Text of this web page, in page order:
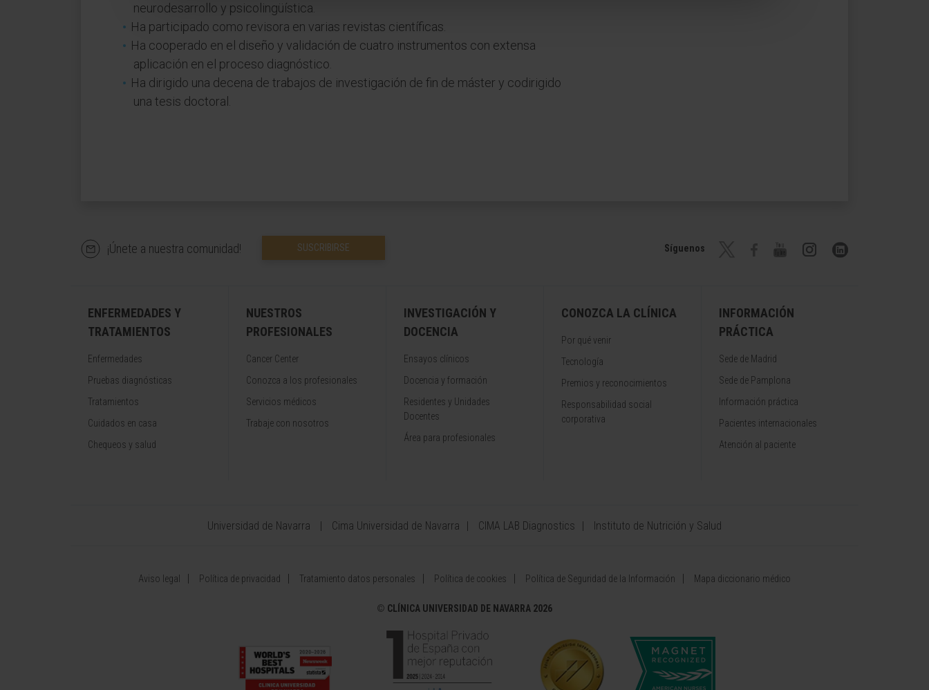
neurodesarrollo y psicolingüística.
Ha participado como revisora en varias revistas científicas.
Ha cooperado en el diseño y validación de cuatro instrumentos con extensa
aplicación en el proceso diagnóstico.
Ha dirigido una decena de trabajos de investigación de fin de máster y codirigido
una tesis doctoral.
¡Únete a nuestra comunidad! SUSCRIBIRSE Síguenos
ENFERMEDADES Y
TRATAMIENTOS
Enfermedades
Pruebas diagnósticas
Tratamientos
Cuidados en casa
Chequeos y salud
NUESTROS
PROFESIONALES
Cancer Center
Conozca a los profesionales
Servicios médicos
Trabaje con nosotros
INVESTIGACIÓN Y
DOCENCIA
Ensayos clínicos
Docencia y formación
Residentes y Unidades
Docentes
Área para profesionales
CONOZCA LA CLÍNICA
Por qué venir
Tecnología
Premios y reconocimientos
Responsabilidad social
corporativa
INFORMACIÓN
PRÁCTICA
Sede de Madrid
Sede de Pamplona
Información práctica
Pacientes internacionales
Atención al paciente
Universidad de Navarra Cima Universidad de Navarra CIMA LAB Diagnostics Instituto de Nutrición y Salud
Aviso legal Política de privacidad Tratamiento datos personales Política de cookies Política de Seguridad de la Información Mapa diccionario médico
© CLÍNICA UNIVERSIDAD DE NAVARRA 2026